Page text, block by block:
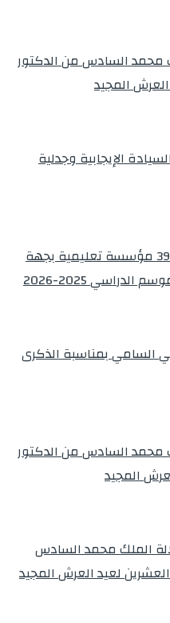
محمد السادس من الدكتور
المجيد
الإيجابية وجدلية
الدكتور نوفل كديلي يتفقد 39 مؤسسة تعليمية بجهة
2025-2026
السامي بمناسبة الذكرى
محمد السادس من الدكتور
المجيد
الملك محمد السادس
لعيد العرش المجيد